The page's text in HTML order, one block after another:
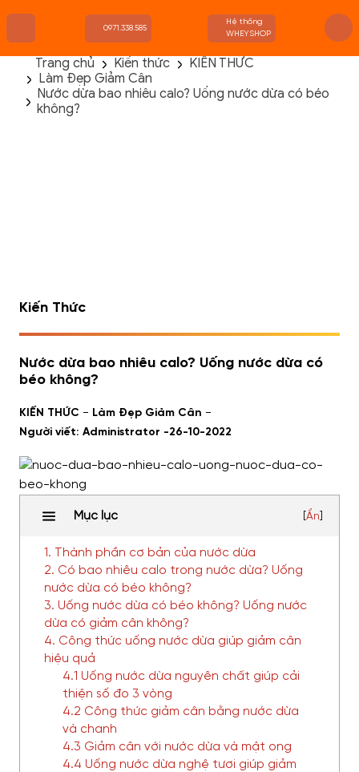
TRANG CHỦ
FLASH SALE
THANH LÝ
0971.338.585
Hệ thống
WHEYSHOP
Trang chủ Kiến thức
KIẾN THỨC
Làm Đẹp Giảm Cân
Nước dừa bao nhiêu calo? Uống nước dừa có béo
không?
Kiến Thức
Nước dừa bao nhiêu calo? Uống nước dừa có
béo không?
KIẾN THỨC - Làm Đẹp Giảm Cân -
Người viết: Administrator -26-10-2022
Mục lục Ẩn
1. Thành phần cơ bản của nước dừa
2. Có bao nhiêu calo trong nước dừa? Uống
nước dừa có béo không?
3. Uống nước dừa có béo không? Uống nước
dừa có giảm cân không?
4. Công thức uống nước dừa giúp giảm cân
hiệu quả
4.1 Uống nước dừa nguyên chất giúp cải
thiện số đo 3 vòng
4.2 Công thức giảm cân bằng nước dừa
và chanh
4.3 Giảm cân với nước dừa và mật ong
4.4 Uống nước dừa nghệ tươi giúp giảm